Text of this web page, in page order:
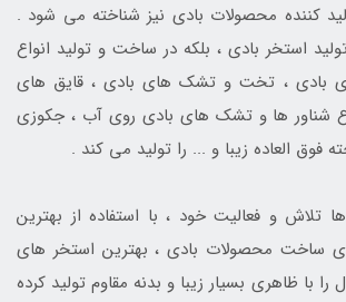
کننده محصولات بادی نیز شناخته می شود .
استخر بادی ، بلکه در ساخت و تولید انواع
بادی ، تخت و تشک های بادی ، قایق های
شناور ها و تشک های بادی روی آب ، جکوزی
العاده زیبا و ... را تولید می کند .
تلاش و فعالیت خود ، با استفاده از بهترین
ساخت محصولات بادی ، بهترین استخر های
با ظاهری بسیار زیبا و بدنه مقاوم تولید کرده